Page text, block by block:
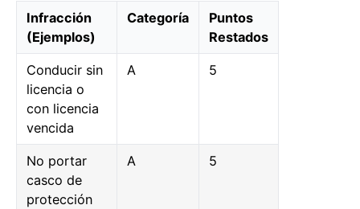
Infracción
(Ejemplos)
Categoría
Puntos
Restados
Conducir sin
licencia o
con licencia
vencida
A 5
No portar
casco de
protección
A 5